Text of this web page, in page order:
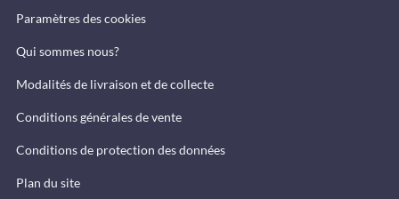
Paramètres des cookies
Qui sommes nous?
Modalités de livraison et de collecte
Conditions générales de vente
Conditions de protection des données
Plan du site